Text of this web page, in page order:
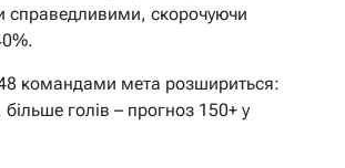
справедливими, скорочуючи
командами мета розшириться:
голів – прогноз 150+ у